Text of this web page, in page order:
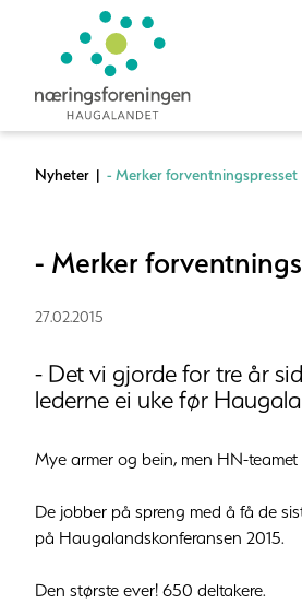
Nyheter | - Merker forventningspresset
- Merker
27.02.2015
- Det vi gjorde for tre år
lederne ei uke før
Mye armer og bein, men HN-
De jobber på spreng med å få de
på Haugalandskonferansen 2015.
Den største ever! 650 deltakere.